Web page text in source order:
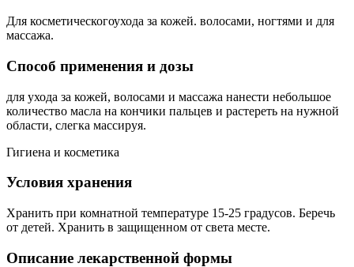
Для косметическогоухода за кожей. волосами, ногтями и для
массажа.
Способ применения и дозы
для ухода за кожей, волосами и массажа нанести небольшое
количество масла на кончики пальцев и растереть на нужной
области, слегка массируя.
Гигиена и косметика
Условия хранения
Хранить при комнатной температуре 15-25 градусов. Беречь
от детей. Хранить в защищенном от света месте.
Описание лекарственной формы